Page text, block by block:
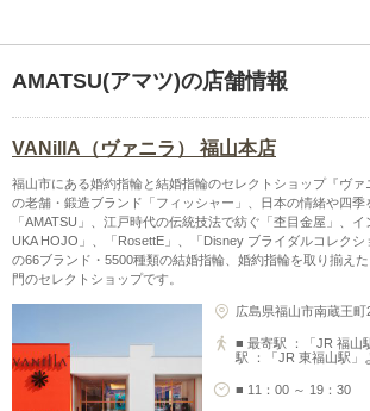
AMATSU(アマツ)の店舗情報
VANillA（ヴァニラ） 福山本店
福山市にある婚約指輪と結婚指輪のセレクトショップ『ヴァ
の老舗・鍛造ブランド「フィッシャー」、日本の情緒や四季
「AMATSU」、江戸時代の伝統技法で紡ぐ「杢目金屋」、
UKA HOJO」、「RosettE」、「Disney ブライダルコレク
の66ブランド・5500種類の結婚指輪、婚約指輪を取り揃え
門のセレクトショップです。
広島県福山市南蔵王町
■ 最寄駅 ：「JR 福山
駅 ：「JR 東福山駅」
■ 11：00 ～ 19：30